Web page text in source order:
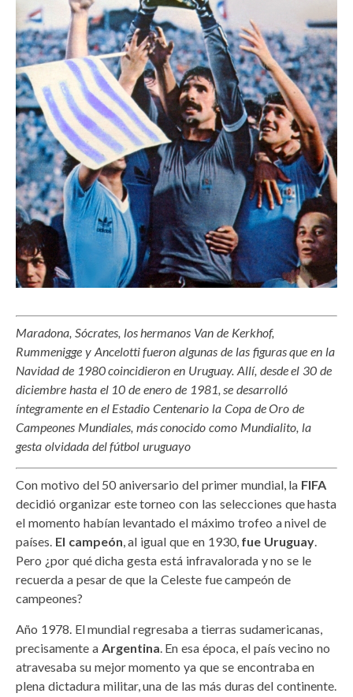
Maradona, Sócrates, los hermanos Van de Kerkhof,
Rummenigge y Ancelotti fueron algunas de las figuras que en la
Navidad de 1980 coincidieron en Uruguay. Allí, desde el 30 de
diciembre hasta el 10 de enero de 1981, se desarrolló
íntegramente en el Estadio Centenario la Copa de Oro de
Campeones Mundiales, más conocido como Mundialito, la
gesta olvidada del fútbol uruguayo
Con motivo del 50 aniversario del primer mundial, la FIFA
decidió organizar este torneo con las selecciones que hasta
el momento habían levantado el máximo trofeo a nivel de
países. El campeón, al igual que en 1930, fue Uruguay.
Pero ¿por qué dicha gesta está infravalorada y no se le
recuerda a pesar de que la Celeste fue campeón de
campeones?
Año 1978. El mundial regresaba a tierras sudamericanas,
precisamente a Argentina. En esa época, el país vecino no
atravesaba su mejor momento ya que se encontraba en
plena dictadura militar, una de las más duras del continente.